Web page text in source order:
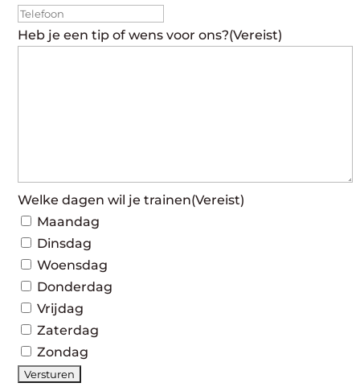
Heb je een tip of wens voor ons?(Vereist)
Welke dagen wil je trainen(Vereist)
Maandag
Dinsdag
Woensdag
Donderdag
Vrijdag
Zaterdag
Zondag